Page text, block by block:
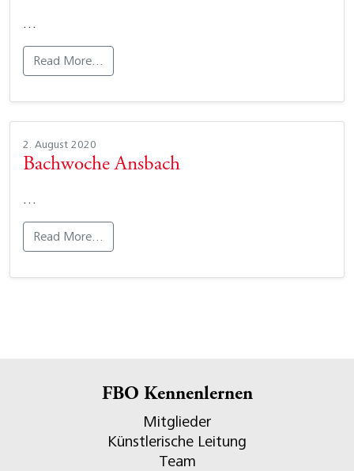
…
Read More…
2. August 2020
Bachwoche Ansbach
…
Read More…
FBO Kennenlernen
Mitglieder
Künstlerische Leitung
Team